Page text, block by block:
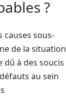
?
causes sous-
de la situation
dû à des soucis
au sein